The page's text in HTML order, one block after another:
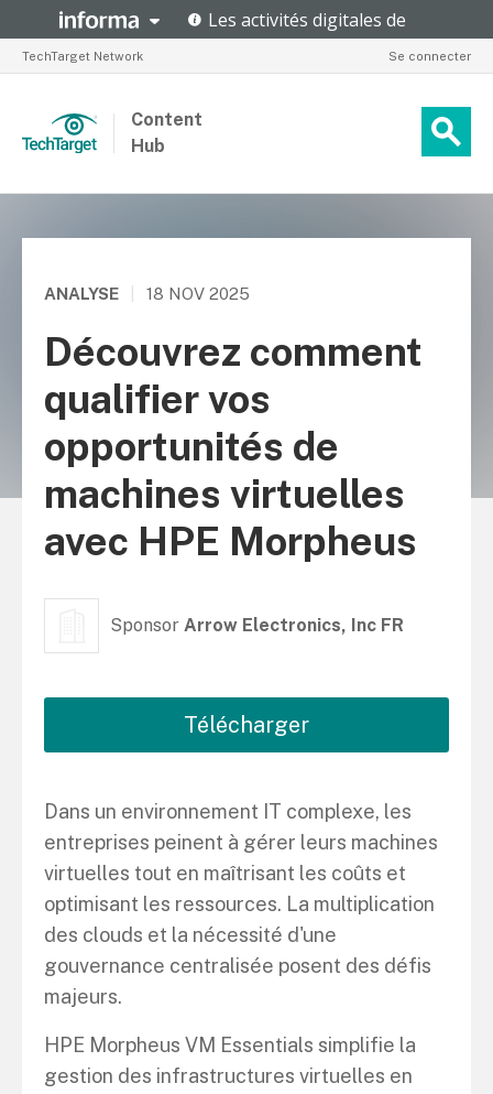
TechTarget Network Se connecter
Content
Hub
ANALYSE 18 NOV 2025
Découvrez comment
qualifier vos
opportunités de
machines virtuelles
avec HPE Morpheus
Sponsor Arrow Electronics, Inc FR
Télécharger
Dans un environnement IT complexe, les
entreprises peinent à gérer leurs machines
virtuelles tout en maîtrisant les coûts et
optimisant les ressources. La multiplication
des clouds et la nécessité d'une
gouvernance centralisée posent des défis
majeurs.
HPE Morpheus VM Essentials simplifie la
gestion des infrastructures virtuelles en